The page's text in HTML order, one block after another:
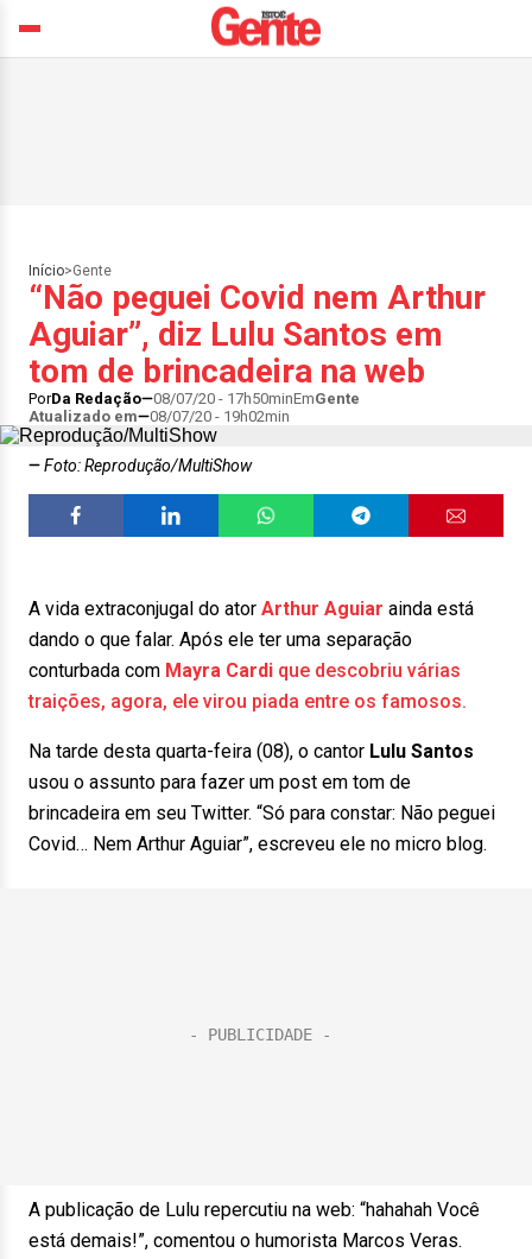
Início>Gente
“Não peguei Covid nem Arthur
Aguiar”, diz Lulu Santos em
tom de brincadeira na web
PorDa Redação 08/07/20 - 17h50minEmGente
Atualizado em
08/07/20 - 19h02min
Foto: Reprodução/MultiShow
A vida extraconjugal do ator Arthur Aguiar ainda está
dando o que falar. Após ele ter uma separação
conturbada com Mayra Cardi que descobriu várias
traições, agora, ele virou piada entre os famosos.
Na tarde desta quarta-feira (08), o cantor Lulu Santos
usou o assunto para fazer um post em tom de
brincadeira em seu Twitter. “Só para constar: Não peguei
Covid… Nem Arthur Aguiar”, escreveu ele no micro blog.
A publicação de Lulu repercutiu na web: “hahahah Você
está demais!”, comentou o humorista Marcos Veras.